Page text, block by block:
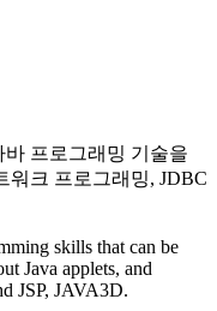
프로그래밍 기술을
워크 프로그래밍, JDBC
skills that can be
Java applets, and
JSP, JAVA3D.